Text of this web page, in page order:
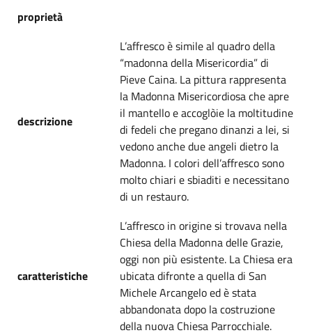
proprietà
descrizione
L’affresco è simile al quadro della
“madonna della Misericordia” di
Pieve Caina. La pittura rappresenta
la Madonna Misericordiosa che apre
il mantello e accoglòie la moltitudine
di fedeli che pregano dinanzi a lei, si
vedono anche due angeli dietro la
Madonna. I colori dell’affresco sono
molto chiari e sbiaditi e necessitano
di un restauro.
caratteristiche
L’affresco in origine si trovava nella
Chiesa della Madonna delle Grazie,
oggi non più esistente. La Chiesa era
ubicata difronte a quella di San
Michele Arcangelo ed è stata
abbandonata dopo la costruzione
della nuova Chiesa Parrocchiale.